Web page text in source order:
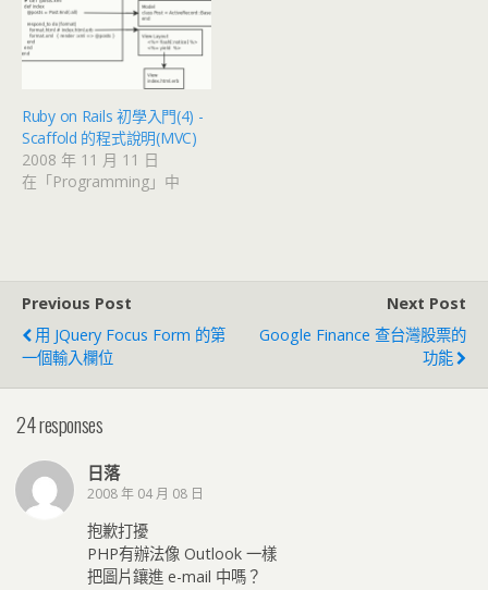
Ruby on Rails 初學入門(4) -
Scaffold 的程式說明(MVC)
2008 年 11 月 11 日
在「Programming」中
Previous Post
用 JQuery Focus Form 的第
一個輸入欄位
Next Post
Google Finance 查台灣股票的
功能
24 responses
日落
2008 年 04 月 08 日
抱歉打擾
PHP有辦法像 Outlook 一樣
把圖片鑲進 e-mail 中嗎？